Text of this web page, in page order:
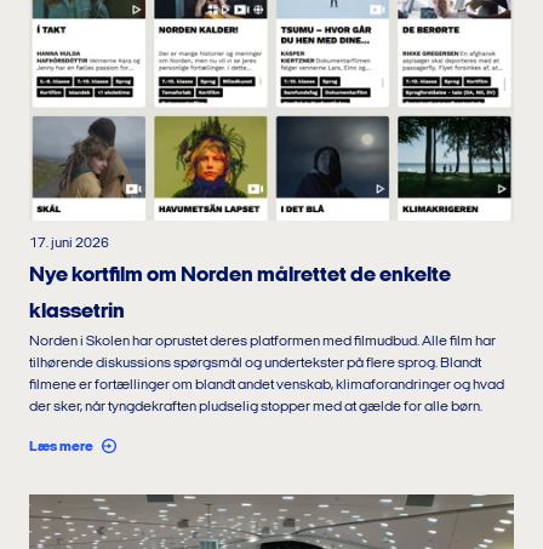
17. juni 2026
Nye kortfilm om Norden målrettet de enkelte
klassetrin
Norden i Skolen har oprustet deres platformen med filmudbud. Alle film har
tilhørende diskussions spørgsmål og undertekster på flere sprog. Blandt
filmene er fortællinger om blandt andet venskab, klimaforandringer og hvad
der sker, når tyngdekraften pludselig stopper med at gælde for alle børn.
Læs mere